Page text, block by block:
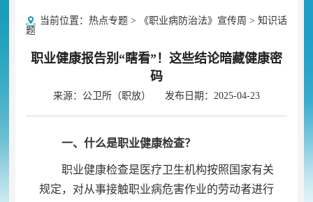
当前位置： 热点专题> 《职业病防治法》宣传周 > 知识话
题
职业健康报告别“瞎看”！这些结论暗藏健康密
码
来源：公卫所（职放） 发布日期：2025-04-23
一、什么是职业健康检查？
职业健康检查是医疗卫生机构按照国家有关
规定， 对从事接触职业病危害作业的劳动者进行